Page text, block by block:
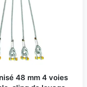
48 mm 4 voies